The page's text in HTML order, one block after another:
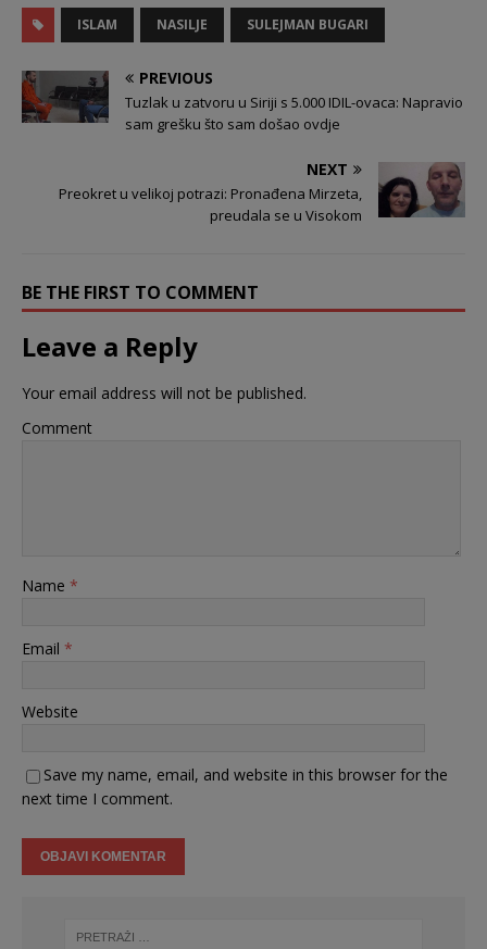
ISLAM NASILJE SULEJMAN BUGARI
PREVIOUS
Tuzlak u zatvoru u Siriji s 5.000 IDIL-ovaca: Napravio
sam grešku što sam došao ovdje
NEXT
Preokret u velikoj potrazi: Pronađena Mirzeta,
preudala se u Visokom
BE THE FIRST TO COMMENT
Leave a Reply
Your email address will not be published.
Comment
Name *
Email *
Website
Save my name, email, and website in this browser for the
next time I comment.